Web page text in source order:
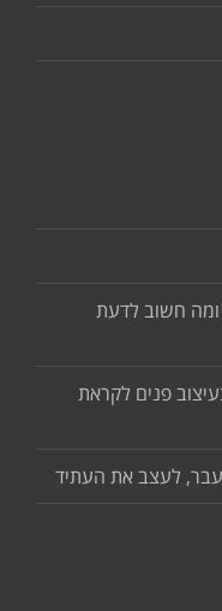
ומה חשוב לדעת
פנים לקראת
לעצב את העתיד